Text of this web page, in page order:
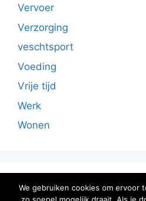
Vervoer
Verzorging
veschtsport
Voeding
Vrije tijd
Werk
Wonen
Sitemap
We gebruiken cookies om ervoor